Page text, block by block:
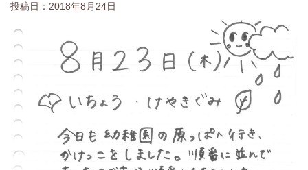
投稿日： 2018年8月24日